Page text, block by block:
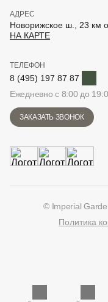
АДРЕС
Новорижское ш., 23 км
НА КАРТЕ
ТЕЛЕФОН
8 (495) 197 87 87
Ежедневно с 8:00 до
ЗАКАЗАТЬ ЗВОНОК
© Imperial
Политика